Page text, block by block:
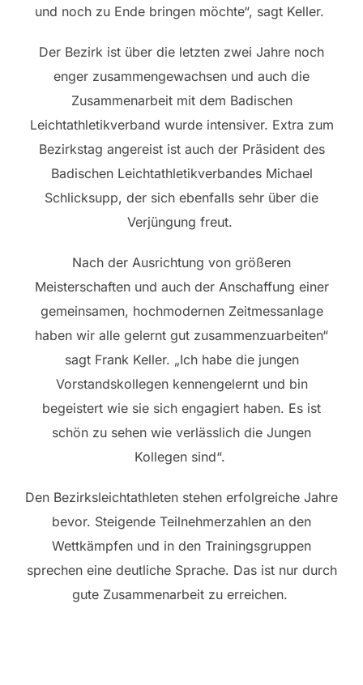
und noch zu Ende bringen möchte“, sagt Keller.
Der Bezirk ist über die letzten zwei Jahre noch
enger zusammengewachsen und auch die
Zusammenarbeit mit dem Badischen
Leichtathletikverband wurde intensiver. Extra zum
Bezirkstag angereist ist auch der Präsident des
Badischen Leichtathletikverbandes Michael
Schlicksupp, der sich ebenfalls sehr über die
Verjüngung freut.
Nach der Ausrichtung von größeren
Meisterschaften und auch der Anschaffung einer
gemeinsamen, hochmodernen Zeitmessanlage
haben wir alle gelernt gut zusammenzuarbeiten“
sagt Frank Keller. „Ich habe die jungen
Vorstandskollegen kennengelernt und bin
begeistert wie sie sich engagiert haben. Es ist
schön zu sehen wie verlässlich die Jungen
Kollegen sind“.
Den Bezirksleichtathleten stehen erfolgreiche Jahre
bevor. Steigende Teilnehmerzahlen an den
Wettkämpfen und in den Trainingsgruppen
sprechen eine deutliche Sprache. Das ist nur durch
gute Zusammenarbeit zu erreichen.